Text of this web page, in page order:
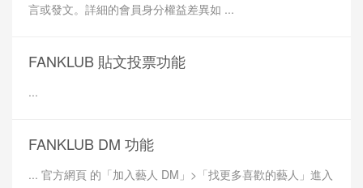
言或發文。詳細的會員身分權益差異如 ...
FANKLUB 貼文投票功能
...
FANKLUB DM 功能
... 官方網頁 的「加入藝人 DM」>「找更多喜歡的藝人」進入